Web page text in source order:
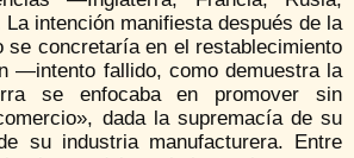
intención manifiesta después de la
se concretaría en el restablecimiento
—intento fallido, como demuestra la
se enfocaba en promover sin
dada la supremacía de su
su industria manufacturera. Entre